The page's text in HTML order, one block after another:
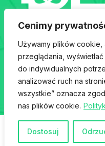
Cenimy
Używamy plików
przeglądania,
do indywidualnych
analizować ruch na
wszystkie” oznacza
nas plików cookie.
Dostosuj
Copyright ©DEsire
Projekt &